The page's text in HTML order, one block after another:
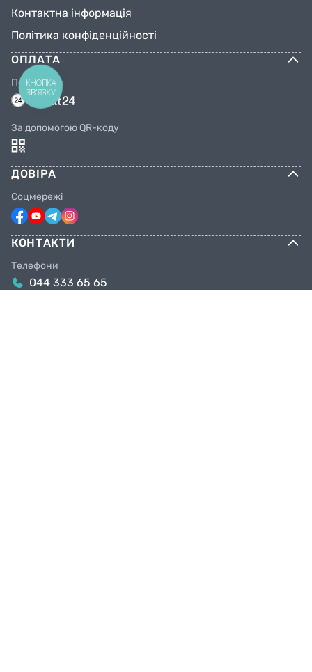
Контактна інформація
Політика конфіденційності
ОПЛАТА
Переказом
За допомогою QR-коду
ДОВІРА
Соцмережі
КОНТАКТИ
Телефони
044 333 65 65
КНОПКА
ЗВ'ЯЗКУ